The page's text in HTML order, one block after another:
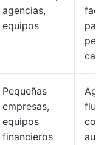
agencias,
equipos
Pequeñas
empresas,
equipos
financieros
flujo